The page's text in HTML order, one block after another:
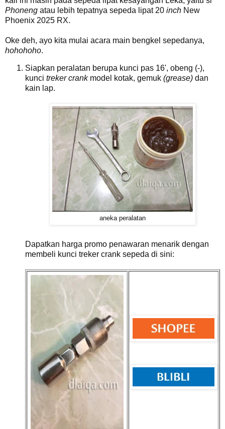
Phoneng atau lebih tepatnya sepeda lipat 20 inch New
Phoenix 2025 RX.
Oke deh, ayo kita mulai acara main bengkel sepedanya,
hohohoho.
Siapkan peralatan berupa kunci pas 16', obeng (-),
kunci treker crankmodel kotak, gemuk (grease) dan
kain lap.
aneka peralatan
Dapatkan harga promo penawaran menarik dengan
membeli kunci treker crank sepeda di sini: